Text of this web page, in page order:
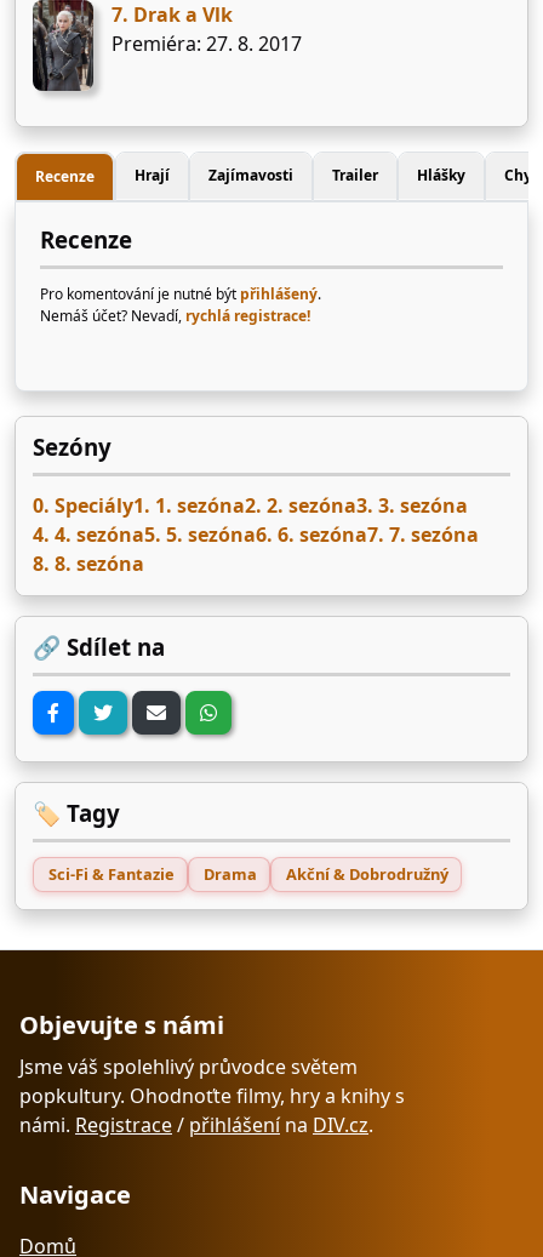
7. Drak a Vlk
Premiéra: 27. 8. 2017
Recenze Hrají Zajímavosti Trailer Hlášky
Recenze
Pro komentování je nutné být přihlášený.
Nemáš účet? Nevadí, rychlá registrace!
Sezóny
0. Speciály1. 1. sezóna2. 2. sezóna3. 3. sezóna
4. 4. sezóna5. 5. sezóna6. 6. sezóna7. 7. sezóna
8. 8. sezóna
🔗 Sdílet na
🏷️ Tagy
Sci-Fi & Fantazie Drama Akční & Dobrodružný
Objevujte s námi
Jsme váš spolehlivý průvodce světem
popkultury. Ohodnoťte filmy, hry a knihy s
námi. Registrace/ přihlášenína DIV.cz.
Navigace
Domů